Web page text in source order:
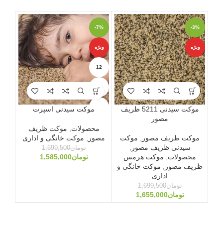
-3%
ویژه
موکت سیدنی 5211 ظریف
مصور
موکت ظریف مصور
موکت
سیدنی ظریف مصور
محصولات
موکت هرمس
ظریف مصور
موکت خانگی و
اداری
تومان1,699,500
تومان1,655,000
-7%
ویژه
12
6
موکت سیدنی اسپرت
محصولات
موکت ظریف
مصور
موکت خانگی و اداری
تومان1,699,500
تومان1,585,000